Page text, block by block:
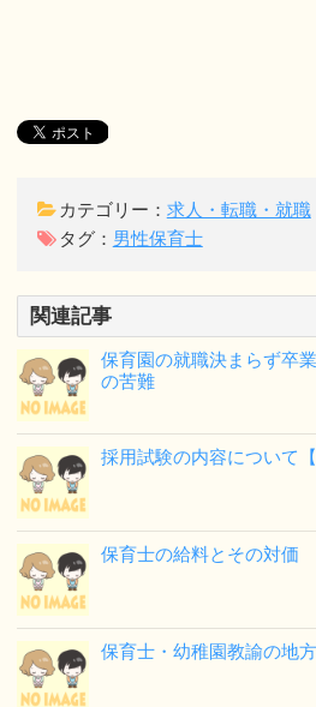
カテゴリー： 求人・転職・就職
タグ： 男性保育士
関連記事
保育園の就職決まらず卒
の苦難
採用試験の内容について
保育士の給料とその対価
保育士・幼稚園教諭の地